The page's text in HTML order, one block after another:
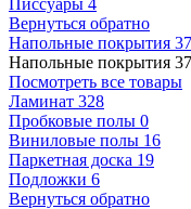
Писсуары 4
Вернуться обратно
Напольные покрытия
Напольные покрытия
Посмотреть все товары
Ламинат 328
Пробковые полы 0
Виниловые полы 16
Паркетная доска 19
Подложки 6
Вернуться обратно